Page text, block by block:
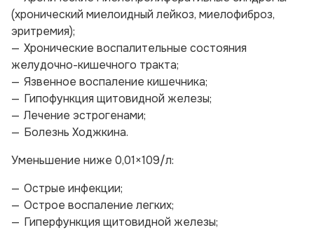
(хронический миелоидный лейкоз, миелофиброз,
эритремия);
Хронические воспалительные состояния
желудочно-кишечного тракта;
Язвенное воспаление кишечника;
Гипофункция щитовидной железы;
Лечение эстрогенами;
Болезнь Ходжкина.
Уменьшение ниже 0,01×109/л:
Острые инфекции;
Острое воспаление легких;
Гиперфункция щитовидной железы;